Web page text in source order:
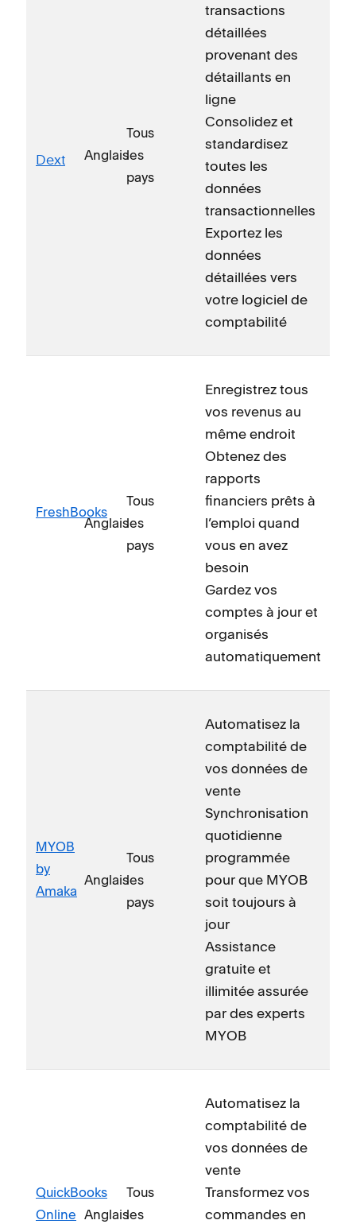
Dext Anglais
Tous
les
pays
transactions
détaillées
provenant des
détaillants en
ligne
Consolidez et
standardisez
toutes les
données
transactionnelles
Exportez les
données
détaillées vers
votre logiciel de
comptabilité
FreshBooks
Anglais
Tous
les
pays
Enregistrez tous
vos revenus au
même endroit
Obtenez des
rapports
financiers prêts à
l’emploi quand
vous en avez
besoin
Gardez vos
comptes à jour et
organisés
automatiquement
MYOB
by
Amaka
Anglais
Tous
les
pays
Automatisez la
comptabilité de
vos données de
vente
Synchronisation
quotidienne
programmée
pour que MYOB
soit toujours à
jour
Assistance
gratuite et
illimitée assurée
par des experts
MYOB
QuickBooks
Online Anglais
Tous
les
Automatisez la
comptabilité de
vos données de
vente
Transformez vos
commandes en